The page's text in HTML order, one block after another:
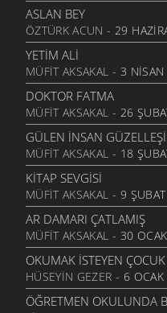
ASLAN BEY
ÖZTÜRK ACUN - 29
YETIM ALI
MÜFIT AKSAKAL - 3 NISAN
DOKTOR FATMA
MÜFIT AKSAKAL - 26
GÜLEN İNSAN
MÜFIT AKSAKAL - 18
KITAP SEVGISI
MÜFIT AKSAKAL - 9
AR DAMARI ÇATLAMIŞ
MÜFIT AKSAKAL - 30
OKUMAK İSTEYEN ÇOCUK
HÜSEYIN GEZER - 6 OCAK
ÖĞRETMEN OKULUNDA